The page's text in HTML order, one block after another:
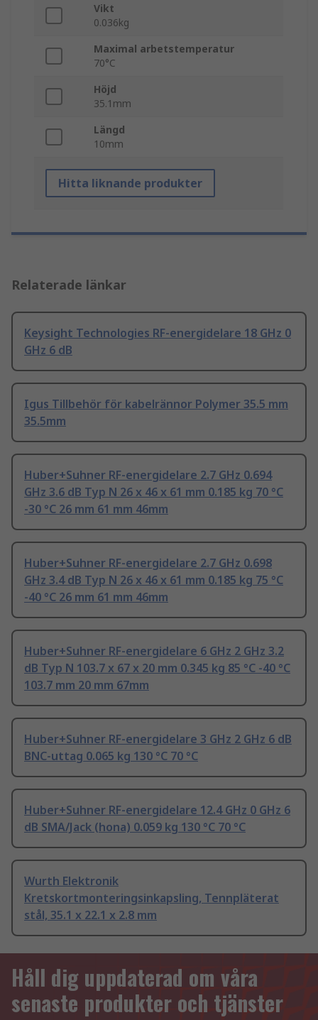
Vikt
0.036kg
Maximal arbetstemperatur
70°C
Höjd
35.1mm
Längd
10mm
Hitta liknande produkter
Relaterade länkar
Keysight Technologies RF-energidelare 18 GHz 0
GHz 6 dB
Igus Tillbehör för kabelrännor Polymer 35.5 mm
35.5mm
Huber+Suhner RF-energidelare 2.7 GHz 0.694
GHz 3.6 dB Typ N 26 x 46 x 61 mm 0.185 kg 70 °C
-30 °C 26 mm 61 mm 46mm
Huber+Suhner RF-energidelare 2.7 GHz 0.698
GHz 3.4 dB Typ N 26 x 46 x 61 mm 0.185 kg 75 °C
-40 °C 26 mm 61 mm 46mm
Huber+Suhner RF-energidelare 6 GHz 2 GHz 3.2
dB Typ N 103.7 x 67 x 20 mm 0.345 kg 85 °C -40 °C
103.7 mm 20 mm 67mm
Huber+Suhner RF-energidelare 3 GHz 2 GHz 6 dB
BNC-uttag 0.065 kg 130 °C 70 °C
Huber+Suhner RF-energidelare 12.4 GHz 0 GHz 6
dB SMA/Jack (hona) 0.059 kg 130 °C 70 °C
Wurth Elektronik
Kretskortmonteringsinkapsling, Tennpläterat
stål, 35.1 x 22.1 x 2.8 mm
Håll dig uppdaterad om våra
senaste produkter och tjänster